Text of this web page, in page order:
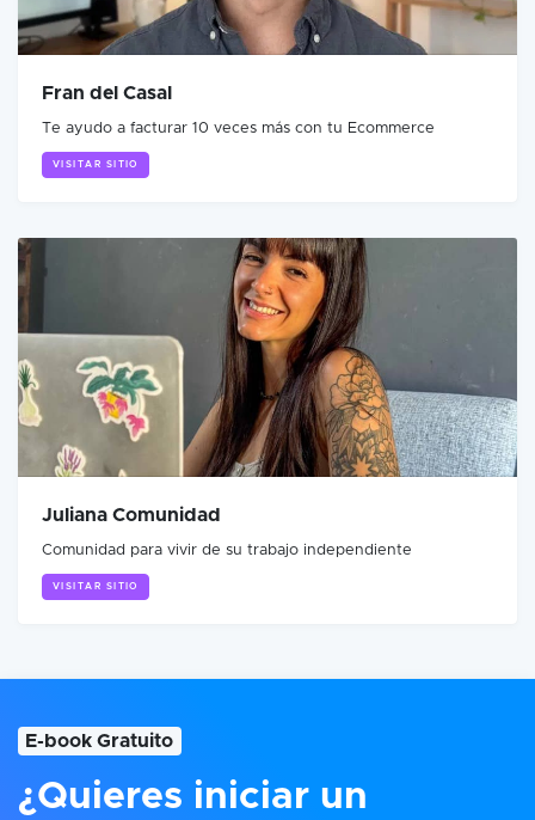
Fran del Casal
Te ayudo a facturar 10 veces más con tu Ecommerce
VISITAR SITIO
Juliana Comunidad
Comunidad para vivir de su trabajo independiente
VISITAR SITIO
E-book Gratuito
¿Quieres iniciar un